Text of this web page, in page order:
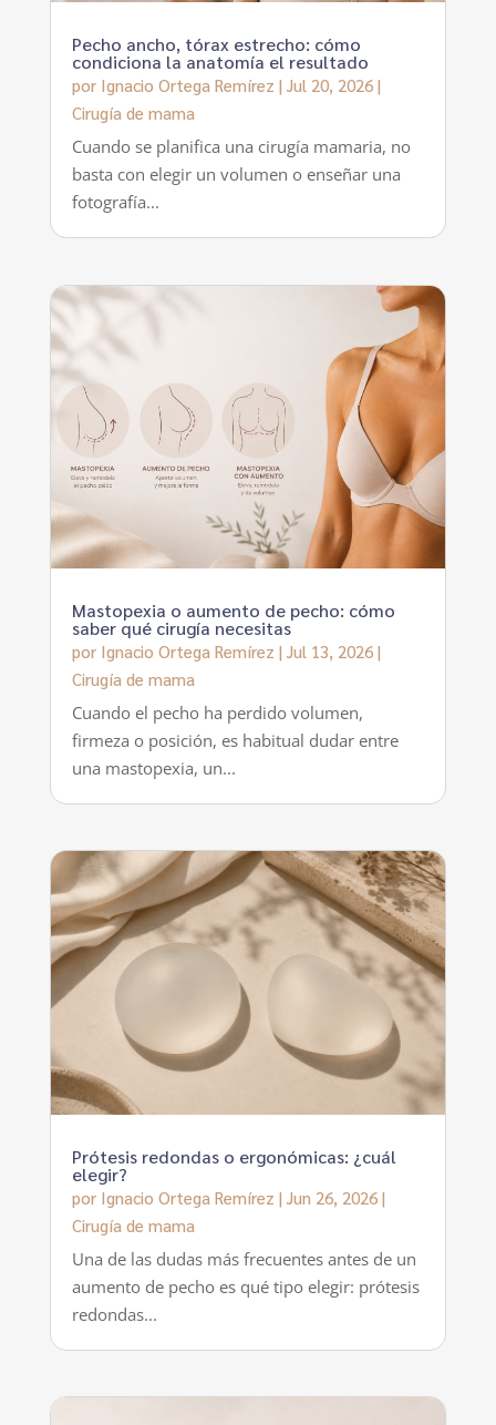
Pecho ancho, tórax estrecho: cómo
condiciona la anatomía el resultado
por Ignacio Ortega Remírez | Jul 20, 2026|
Cirugía de mama
Cuando se planifica una cirugía mamaria, no
basta con elegir un volumen o enseñar una
fotografía...
Mastopexia o aumento de pecho: cómo
saber qué cirugía necesitas
por Ignacio Ortega Remírez | Jul 13, 2026|
Cirugía de mama
Cuando el pecho ha perdido volumen,
firmeza o posición, es habitual dudar entre
una mastopexia, un...
Prótesis redondas o ergonómicas: ¿cuál
elegir?
por Ignacio Ortega Remírez | Jun 26, 2026|
Cirugía de mama
Una de las dudas más frecuentes antes de un
aumento de pecho es qué tipo elegir: prótesis
redondas...